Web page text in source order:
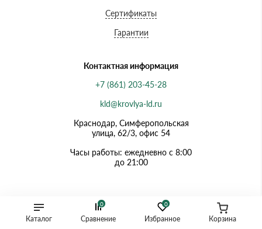
Каталог
0
Избранное
0
Сравнение Корзина
Сертификаты
Гарантии
Контактная информация
+7 (861) 203-45-28
kld@krovlya-ld.ru
Краснодар, Симферопольская
улица, 62/3, офис 54
Часы работы: ежедневно с 8:00
до 21:00